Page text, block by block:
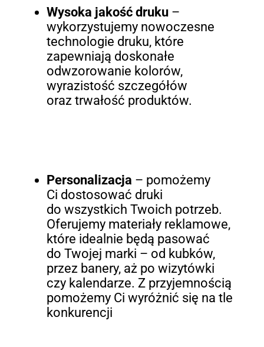
Wysoka jakość druku–
wykorzystujemy nowoczesne
technologie druku, które
zapewniają doskonałe
odwzorowanie kolorów,
wyrazistość szczegółów
oraz trwałość produktów.
Personalizacja – pomożemy
Ci dostosować druki
do wszystkich Twoich potrzeb.
Oferujemy materiały reklamowe,
które idealnie będą pasować
do Twojej marki – od kubków,
przez banery, aż po wizytówki
czy kalendarze. Z przyjemnością
pomożemy Ci wyróżnić się na tle
konkurencji